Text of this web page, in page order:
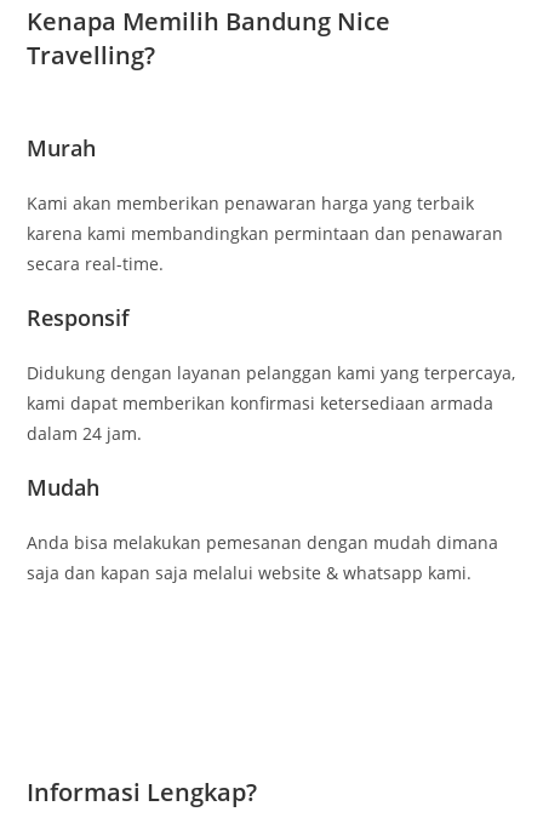
Kenapa Memilih Bandung Nice
Travelling?
Murah
Kami akan memberikan penawaran harga yang terbaik
karena kami membandingkan permintaan dan penawaran
secara real-time.
Responsif
Didukung dengan layanan pelanggan kami yang terpercaya,
kami dapat memberikan konfirmasi ketersediaan armada
dalam 24 jam.
Mudah
Anda bisa melakukan pemesanan dengan mudah dimana
saja dan kapan saja melalui website & whatsapp kami.
Informasi Lengkap?